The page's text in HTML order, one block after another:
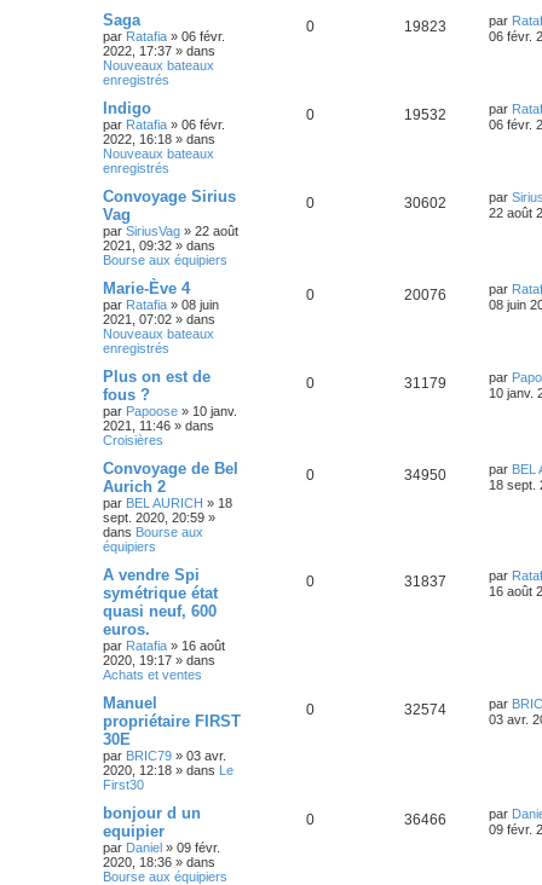
Saga
par Ratafia » 06 févr.
2022, 17:37 » dans
Nouveaux bateaux
enregistrés
0 19823 par
06 févr.
Indigo
par Ratafia » 06 févr.
2022, 16:18 » dans
Nouveaux bateaux
enregistrés
0 19532 par
06 févr.
Convoyage Sirius
Vag
par SiriusVag » 22 août
2021, 09:32 » dans
Bourse aux équipiers
0 30602 par
22 août
Marie-Ève 4
par Ratafia » 08 juin
2021, 07:02 » dans
Nouveaux bateaux
enregistrés
0 20076 par
08 juin
Plus on est de
fous ?
par Papoose » 10 janv.
2021, 11:46 » dans
Croisières
0 31179 par
10 janv.
Convoyage de Bel
Aurich 2
par BEL AURICH » 18
sept. 2020, 20:59 »
dans Bourse aux
équipiers
0 34950 par BEL
18 sept.
A vendre Spi
symétrique état
quasi neuf, 600
euros.
par Ratafia » 16 août
2020, 19:17 » dans
Achats et ventes
0 31837 par
16 août
Manuel
propriétaire FIRST
30E
par BRIC79 » 03 avr.
2020, 12:18 » dans Le
First30
0 32574 par
03 avr.
bonjour d un
equipier
par Daniel » 09 févr.
2020, 18:36 » dans
Bourse aux équipiers
0 36466 par
09 févr.